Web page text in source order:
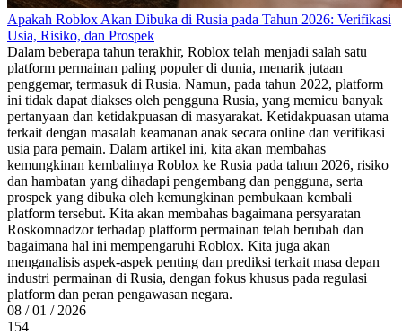
Apakah Roblox Akan Dibuka di Rusia pada Tahun 2026: Verifikasi
Usia, Risiko, dan Prospek
Dalam beberapa tahun terakhir, Roblox telah menjadi salah satu
platform permainan paling populer di dunia, menarik jutaan
penggemar, termasuk di Rusia. Namun, pada tahun 2022, platform
ini tidak dapat diakses oleh pengguna Rusia, yang memicu banyak
pertanyaan dan ketidakpuasan di masyarakat. Ketidakpuasan utama
terkait dengan masalah keamanan anak secara online dan verifikasi
usia para pemain. Dalam artikel ini, kita akan membahas
kemungkinan kembalinya Roblox ke Rusia pada tahun 2026, risiko
dan hambatan yang dihadapi pengembang dan pengguna, serta
prospek yang dibuka oleh kemungkinan pembukaan kembali
platform tersebut. Kita akan membahas bagaimana persyaratan
Roskomnadzor terhadap platform permainan telah berubah dan
bagaimana hal ini mempengaruhi Roblox. Kita juga akan
menganalisis aspek-aspek penting dan prediksi terkait masa depan
industri permainan di Rusia, dengan fokus khusus pada regulasi
platform dan peran pengawasan negara.
08 / 01 / 2026
154